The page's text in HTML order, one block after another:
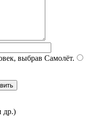
выбрав Самолёт.